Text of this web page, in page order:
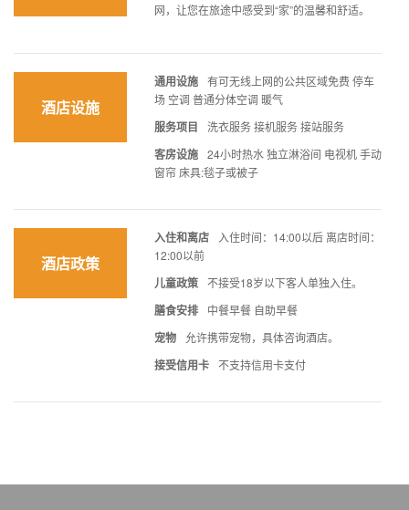
网，让您在旅途中感受到“家”的温馨和舒适。
酒店设施
通用设施 有可无线上网的公共区域免费 停车
场 空调 普通分体空调 暖气
服务项目 洗衣服务 接机服务 接站服务
客房设施 24小时热水 独立淋浴间 电视机 手动
窗帘 床具:毯子或被子
酒店政策
入住和离店
入住时间：14:00以后 离店时间：
12:00以前
儿童政策 不接受18岁以下客人单独入住。
膳食安排 中餐早餐 自助早餐
宠物 允许携带宠物，具体咨询酒店。
接受信用卡 不支持信用卡支付